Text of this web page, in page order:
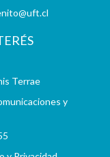
Terrae
y